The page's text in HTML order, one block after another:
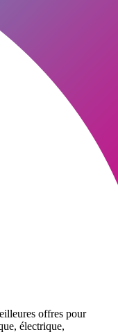
offres pour
électrique,